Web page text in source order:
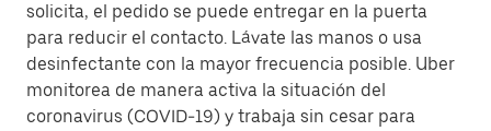
solicita, el pedido se puede entregar en la puerta
para reducir el contacto. Lávate las manos o usa
desinfectante con la mayor frecuencia posible. Uber
monitorea de manera activa la situación del
coronavirus (COVID-19) y trabaja sin cesar para